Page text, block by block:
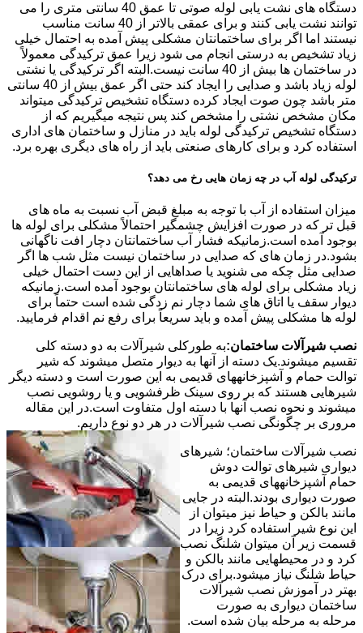
دستگاه های نشت یابی لوله صوتی تا عمق 40 سانتی متری را می
توانند نشت یابی کنند و برای عمقی بالاتر از 40 سانت مناسب
نیستند اما اگر برای ساختمانتان مشکلی پیش آمده به احتمال خیلی
زیاد تشخیص به درستی انجام می شود زیرا عمق ترکیدگی معمولاً
در ساختمان ها بیش از 40 سانت نیست.البته اگر ترکیدگی یا نشتی
لوله زیاد باشد و صدایی را ایجاد کند حتی اگر عمق بیش از 40 سانتی
متر باشد چون صوت ایجاد کرده دستگاه تشخیص ترکیدگی میتواند
مکان مشخص نشتی را مشخص کند پس نتیجه میگیریم که از
دستگاه تشخیص ترکیدگی لوله باید در منازل و ساختمان های اداری
استفاده کرد و برای کارهای صنعتی باید از راه های دیگری بهره برد.
ترکیدگی لوله آب در چه زمان هایی رخ می دهد؟
میزان استفاده از آب با توجه به مبلغ قبض آب نسبت به ماه های
قبل تر که در صورت افزایش چشمگیر احتمالاً مشکلی برای لوله ها
بوجود آمده است.زمانیکه فشار آب ساختمانتان دچار افت ناگهانی
بشود.در زمان های که صدایی در ساختمان نیست مثل شب ها اگر
صدایی مثل چکه می شنوید یا صداهایی از این دست احتمال خیلی
زیاد مشکلی برای لوله های ساختمانتان بوجود آمده است.زمانیکه
دیوار سقف یا اتاق های شما دچار نم زدگی شده است حتماً برای
لوله ها مشکلی پیش آمده و باید سریعاً برای رفع نم اقدام فرمایید.
نصب شیرآلات ساختمان:به طورکلی شیرآلات به دو دسته کلی
تقسیم میشوند.یک دسته از آنها به دیوار متصل میشوند که شیر
توالت حمام و آشپزخانههای قدیمی به این صورت است و دسته دیگر
شیرهایی هستند که بر روی سینک ظرفشویی و یا روشویی نصب
میشوند و نحوه نصب آنها با دسته اول متفاوت است.در این مقاله
مروری بر چگونگی نصب شیرآلات در هر دو نوع داریم.
نصب شیرآلات ساختمان؛ شیرهای
دیواری شیرهای توالت دوش
حمام آشپزخانههای قدیمی به
صورت دیواری بودند.البته در جایی
مانند بالکن و حیاط نیز میتوان از
این نوع شیر استفاده کرد زیرا در
قسمت زیر آن میتوان شلنگ نصب
کرد و در محیطهایی مانند بالکن و
حیاط شلنگ نیاز میشود.برای درک
بهتر در آموزش نصب شیرآلات
ساختمان دیواری به صورت
مرحله به مرحله بیان شده است.